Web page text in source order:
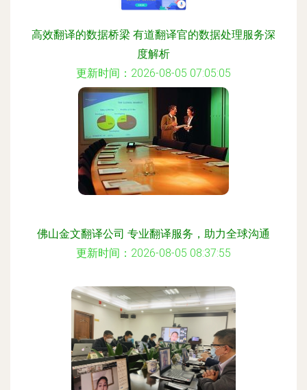
高效翻译的数据桥梁 有道翻译官的数据处理服务深
度解析
更新时间：2026-08-05 07:05:05
佛山金文翻译公司 专业翻译服务，助力全球沟通
更新时间：2026-08-05 08:37:55